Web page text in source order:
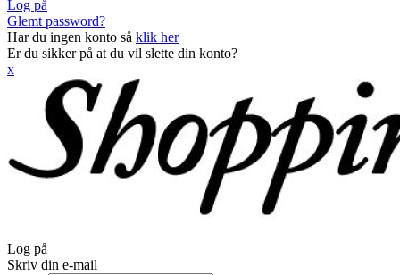
Log på
Glemt password?
Har du ingen konto så klik her
Er du sikker på at du vil slette din konto?
x
Log på
Skriv din e-mail